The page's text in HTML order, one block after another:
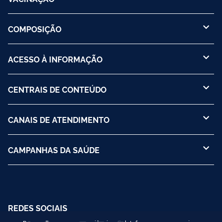
COMPOSIÇÃO
ACESSO À INFORMAÇÃO
CENTRAIS DE CONTEÚDO
CANAIS DE ATENDIMENTO
CAMPANHAS DA SAÚDE
REDES SOCIAIS